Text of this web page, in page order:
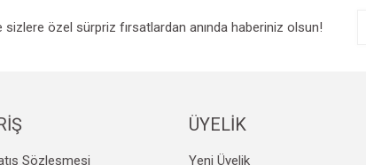
özel sürpriz fırsatlardan anında haberiniz olsun!
Sözleşmesi
ÜYELİK
Yeni Üyelik